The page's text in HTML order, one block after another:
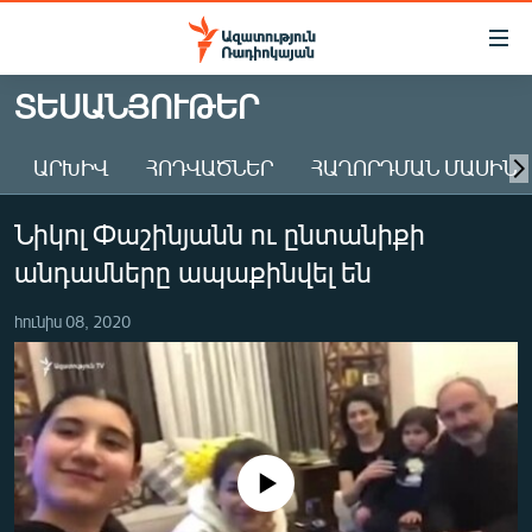
Մատչելիության
Անցնել
հիմնական
Անցնել
հիմնական
մենյուին
Որոնում
ԱԶԱՏՈՒԹՅՈՒՆ TV
ՀԱՅԱՍՏԱՆ
ԸՆՏՐՈՒԹՅՈՒՆՆԵՐ 2026
ԻՐԱՎՈՒՆՔ
ՀԱՍԱՐԱԿՈՒԹՅՈՒՆ
ՏՆՏԵՍՈՒԹՅՈՒՆ
ՂԱՐԱԲԱՂ
ՊԱՏԵՐԱԶՄԻ 6 ՇԱԲԱԹՆԵՐԸ
ՏԱՐԱԾԱՇՐՋԱՆ
ՏԵՍԱՆՅՈՒԹԵՐ
ԱՐԽԻՎ ՀՈԴՎԱԾՆԵՐ ՀԱՂՈՐԴՄԱՆ ՄԱՍԻՆ
Նիկոլ Փաշինյանն ու ընտանիքի
անդամները ապաքինվել են
հունիս 08, 2020
No media source currently available